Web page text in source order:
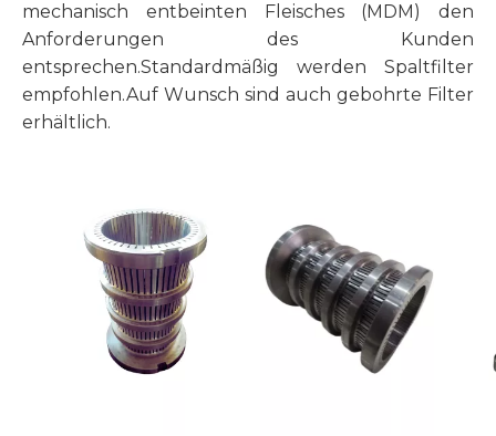
mechanisch entbeinten Fleisches (MDM) den
Anforderungen des Kunden
entsprechen.Standardmäßig werden Spaltfilter
empfohlen.Auf Wunsch sind auch gebohrte Filter
erhältlich.